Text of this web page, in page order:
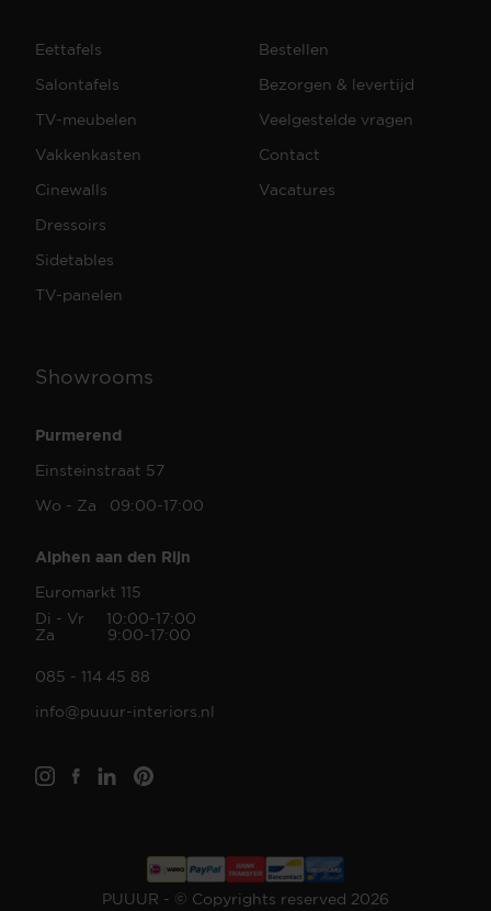
Eettafels
Salontafels
TV-meubelen
Vakkenkasten
Cinewalls
Dressoirs
Sidetables
TV-panelen
Bestellen
Bezorgen & levertijd
Veelgestelde vragen
Contact
Vacatures
Showrooms
Purmerend
Einsteinstraat 57
Wo - Za 09:00-17:00
Alphen aan den Rijn
Euromarkt 115
Di - Vr 10:00-17:00
Za 9:00-17:00
085 - 114 45 88
info@puuur-interiors.nl
PUUUR - © Copyrights reserved 2026